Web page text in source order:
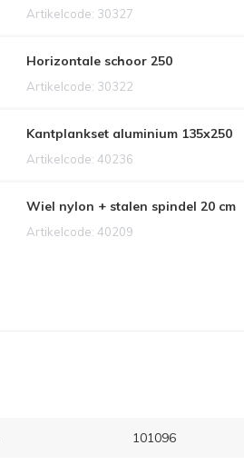
Artikelcode: 30327
Horizontale schoor 250
Artikelcode: 30322
Kantplankset aluminium 135x250
Artikelcode: 40236
Wiel nylon + stalen spindel 20 cm
Artikelcode: 40209
101096